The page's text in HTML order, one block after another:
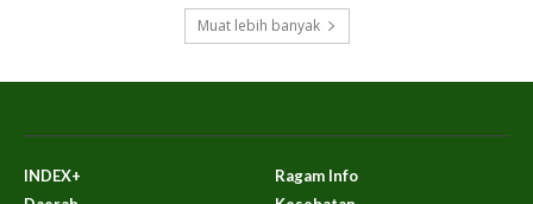
Muat lebih banyak
INDEX+
Ragam Info